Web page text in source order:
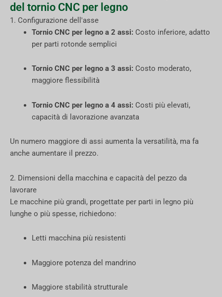
del tornio CNC per legno
1. Configurazione dell'asse
Tornio CNC per legno a 2 assi:Costo inferiore, adatto
per parti rotonde semplici
Tornio CNC per legno a 3 assi:Costo moderato,
maggiore flessibilità
Tornio CNC per legno a 4 assi:Costi più elevati,
capacità di lavorazione avanzata
Un numero maggiore di assi aumenta la versatilità, ma fa
anche aumentare il prezzo.
2. Dimensioni della macchina e capacità del pezzo da
lavorare
Le macchine più grandi, progettate per parti in legno più
lunghe o più spesse, richiedono:
Letti macchina più resistenti
Maggiore potenza del mandrino
Maggiore stabilità strutturale